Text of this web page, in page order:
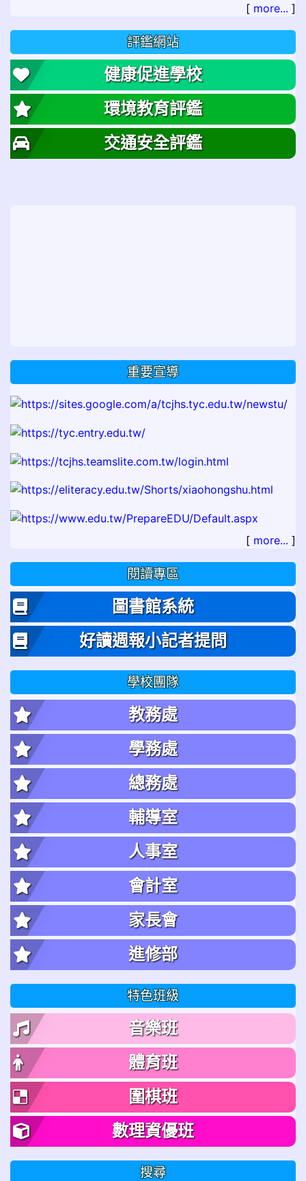
[ more... ]
評鑑網站
健康促進學校
環境教育評鑑
交通安全評鑑
重要宣導
[ more... ]
閱讀專區
圖書館系統
好讀週報小記者提問
學校團隊
教務處
學務處
總務處
輔導室
人事室
會計室
家長會
進修部
特色班級
音樂班
體育班
圍棋班
數理資優班
搜尋